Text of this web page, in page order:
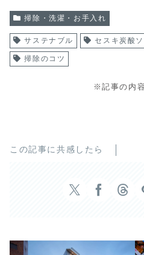
掃除・洗濯・お手入れ
サステナブル セスキ炭酸
掃除のコツ
※記事の内
この記事に共感したら